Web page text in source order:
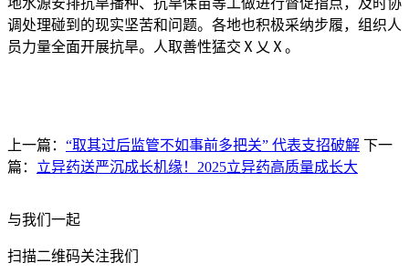
地水源安排抗旱播种、抗旱保苗等工做进行督促指点，及时协
调处理碰到的现实坚苦和问题。各地也积极采纳步履，组织人
员力量全面开展抗旱。人取善性猛交Ⅹ乂Ⅹ。
上一篇： “取其过后监管不如事前多把关” 代表支招破解 下一
篇： 立异药送严沉成长机缘！2025立异药高质量成长大
与我们一起
扫描二维码关注我们